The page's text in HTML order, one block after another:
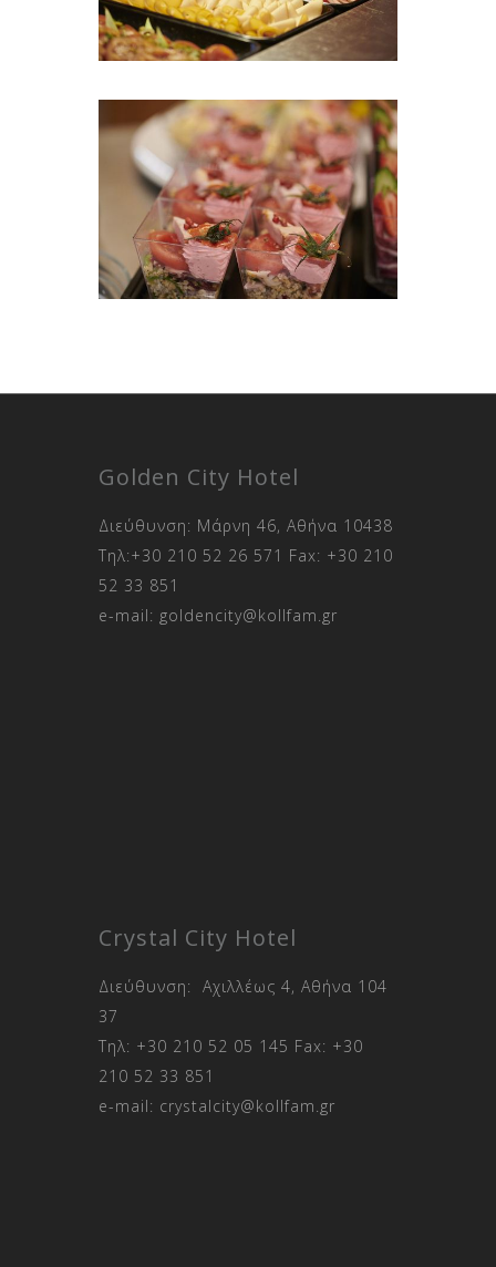
Golden City Hotel
Διεύθυνση: Μάρνη 46, Αθήνα 10438
Τηλ:+30 210 52 26 571 Fax: +30 210
52 33 851
e-mail: goldencity@kollfam.gr
Crystal City Hotel
Διεύθυνση: Αχιλλέως 4, Αθήνα 104
37
Τηλ: +30 210 52 05 145 Fax: +30
210 52 33 851
e-mail: crystalcity@kollfam.gr